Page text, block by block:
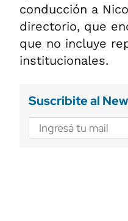
conducción a
directorio, que
que no incluye
institucionales.
Suscribite al